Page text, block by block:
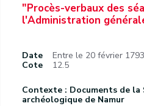
"Procès-verbaux des
l'Administration
Date
Entre le 20 février
Cote
12.5
Contexte : Documents de la
archéologique de Namur